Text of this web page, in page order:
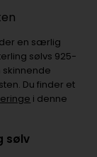
en særlig
sølvs 925-
Du finder et
i denne
sølv